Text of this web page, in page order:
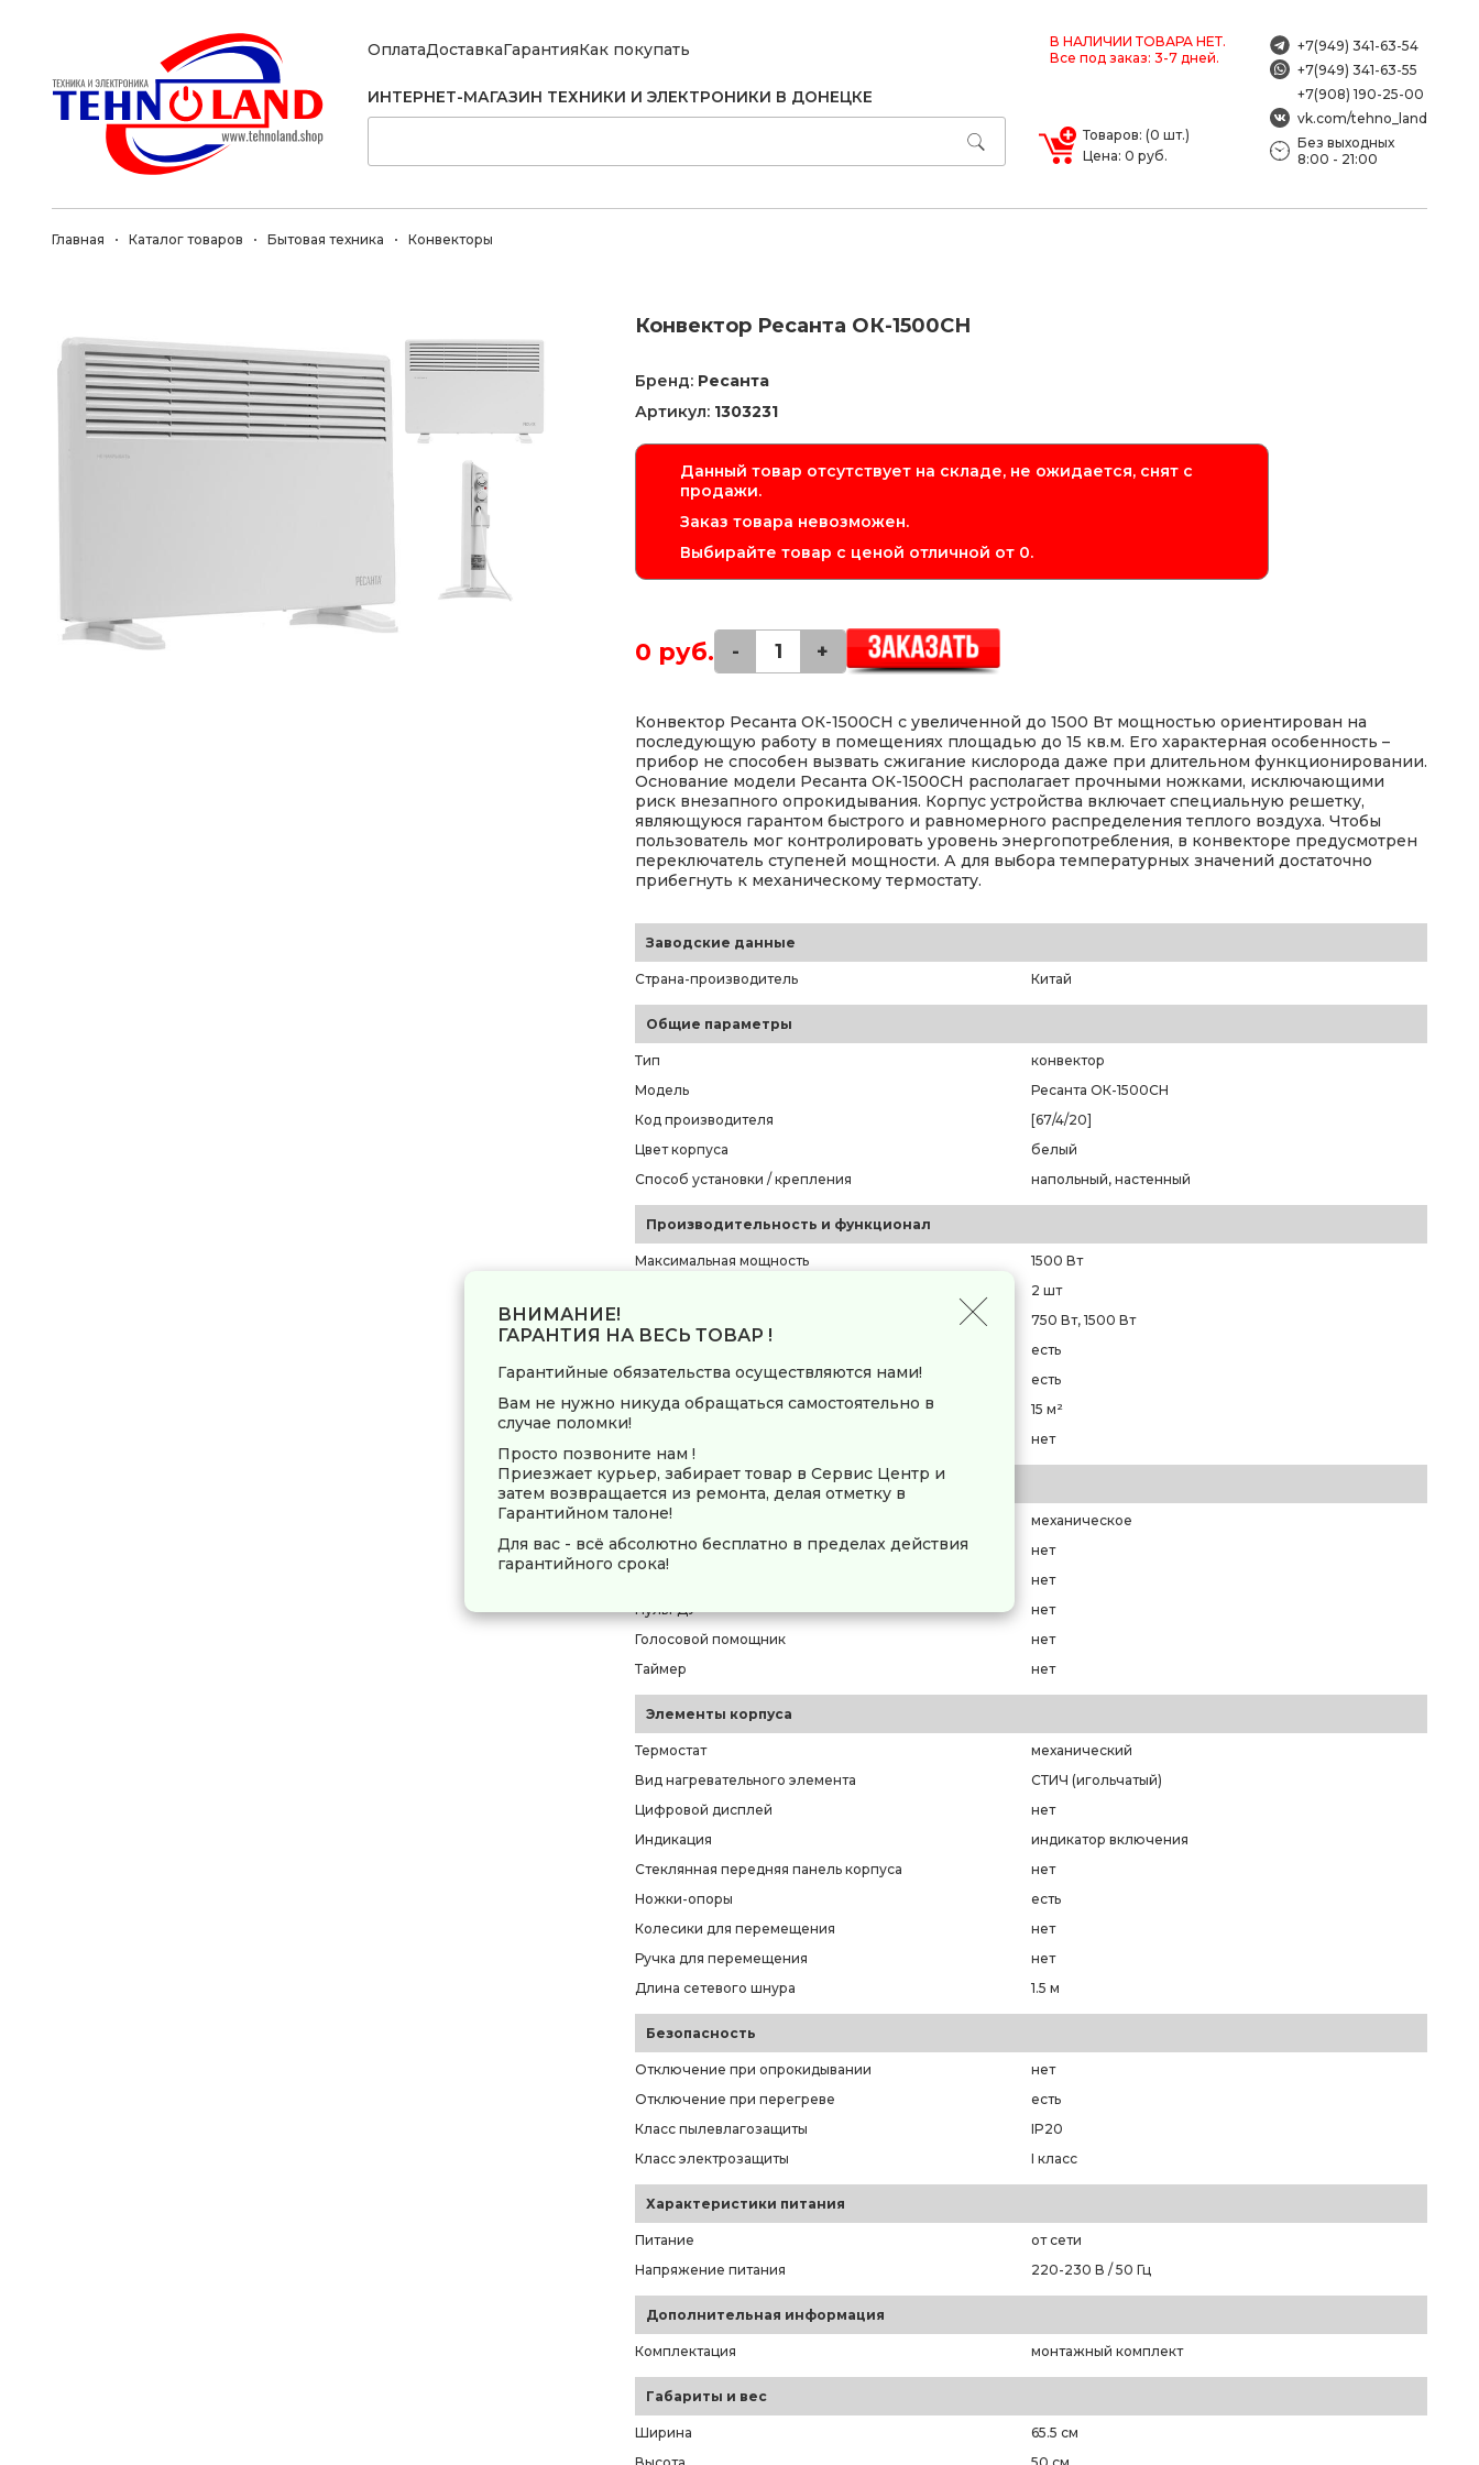
ОплатаДоставкаГарантияКак покупать
В НАЛИЧИИ ТОВАРА НЕТ.
Все под заказ: 3-7 дней.
ИНТЕРНЕТ-МАГАЗИН ТЕХНИКИ И ЭЛЕКТРОНИКИ В ДОНЕЦКЕ
Товаров: (0 шт.)
Цена: 0 руб.
+7(949) 341-63-54
+7(949) 341-63-55
+7(908) 190-25-00
vk.com/tehno_land
Без выходных
8:00 - 21:00
Главная Каталог товаров Бытовая техника Конвекторы
Конвектор Ресанта ОК-1500СН
Бренд: Ресанта
Артикул: 1303231
Данный товар отсутствует на складе, не ожидается, снят с
продажи.
Заказ товара невозможен.
Выбирайте товар с ценой отличной от 0.
0 руб. - +
Конвектор Ресанта ОК-1500СН с увеличенной до 1500 Вт мощностью ориентирован на
последующую работу в помещениях площадью до 15 кв.м. Его характерная особенность –
прибор не способен вызвать сжигание кислорода даже при длительном функционировании.
Основание модели Ресанта ОК-1500СН располагает прочными ножками, исключающими
риск внезапного опрокидывания. Корпус устройства включает специальную решетку,
являющуюся гарантом быстрого и равномерного распределения теплого воздуха. Чтобы
пользователь мог контролировать уровень энергопотребления, в конвекторе предусмотрен
переключатель ступеней мощности. А для выбора температурных значений достаточно
прибегнуть к механическому термостату.
Заводские данные
Страна-производитель Китай
Общие параметры
Тип
конвектор
Модель
Ресанта ОК-1500СН
Код производителя
[67/4/20]
Цвет корпуса
белый
Способ установки / крепления
напольный, настенный
Производительность и функционал
Максимальная мощность
1500 Вт
2 шт
750 Вт, 1500 Вт
есть
Регулировка температуры
есть
Рекомендуемая площадь обогрева
15 м²
нет
Управление
Тип управления
механическое
Управление со смартфона
нет
нет
Пульт ДУ
нет
Голосовой помощник
нет
Таймер
нет
Элементы корпуса
Термостат
механический
Вид нагревательного элемента
СТИЧ (игольчатый)
Цифровой дисплей
нет
Индикация
индикатор включения
Стеклянная передняя панель корпуса
нет
Ножки-опоры
есть
Колесики для перемещения
нет
Ручка для перемещения
нет
Длина сетевого шнура
1.5 м
Безопасность
Отключение при опрокидывании
нет
Отключение при перегреве
есть
Класс пылевлагозащиты
IP20
Класс электрозащиты
I класс
Характеристики питания
Питание
от сети
Напряжение питания
220-230 В / 50 Гц
Дополнительная информация
Комплектация монтажный комплект
Габариты и вес
Ширина
65.5 см
ВНИМАНИЕ!
ГАРАНТИЯ НА ВЕСЬ ТОВАР !
Гарантийные обязательства осуществляются нами!
Вам не нужно никуда обращаться самостоятельно в
случае поломки!
Просто позвоните нам !
Приезжает курьер, забирает товар в Сервис Центр и
затем возвращается из ремонта, делая отметку в
Гарантийном талоне!
Для вас - всё абсолютно бесплатно в пределах действия
гарантийного срока!